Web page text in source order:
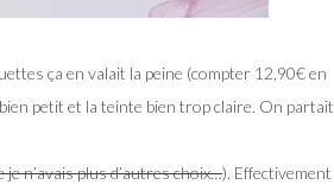
ça en valait la peine (compter 12,90€ en
petit et la teinte bien trop claire. On partait
n’avais plus d’autres choix…). Effectivement